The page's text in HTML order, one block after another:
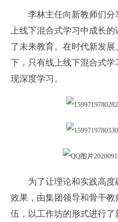
李林主任向新教师们
上线下混合式学习中成长
了未来教育。在时代新发
下，只有线上线下混合式
现深度学习。
为了让理论和实践高
效果，由集团领导和骨干
伍，以工作坊的形式进行了